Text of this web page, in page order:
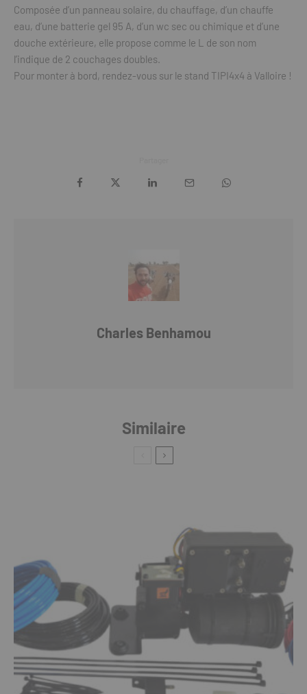
Composée d’un panneau solaire, du chauffage, d’un chauffe
eau, d’une batterie gel 95 A, d’un wc sec ou chimique et d’une
douche extérieure, elle propose comme le L de son nom
l’indique de 2 couchages doubles.
Pour monter à bord, rendez-vous sur le stand TIPI4x4 à Valloire !
Charles Benhamou
Similaire